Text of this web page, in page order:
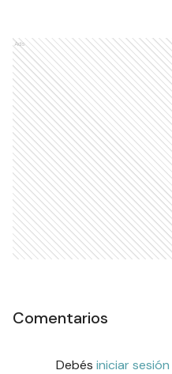
Ads
Comentarios
Debés iniciar sesión